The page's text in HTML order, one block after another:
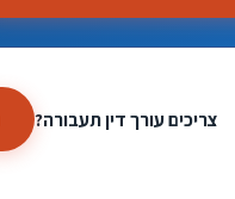
צריכים עורך דין תעבורה?